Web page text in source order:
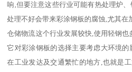
响,但要注意这些行业可能有热处理炉
处理不好会带来彩涂钢板的腐蚀,尤其在
仓储物流这个行业发展较快,使用轻钢
它对彩涂钢板的选择主要考虑大环境
在工业发达及交通繁忙的地方,也就是